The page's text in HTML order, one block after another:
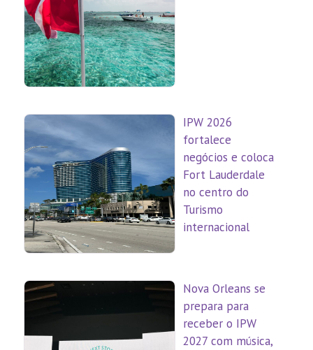
IPW 2026
fortalece
negócios e coloca
Fort Lauderdale
no centro do
Turismo
internacional
Nova Orleans se
prepara para
receber o IPW
2027 com música,